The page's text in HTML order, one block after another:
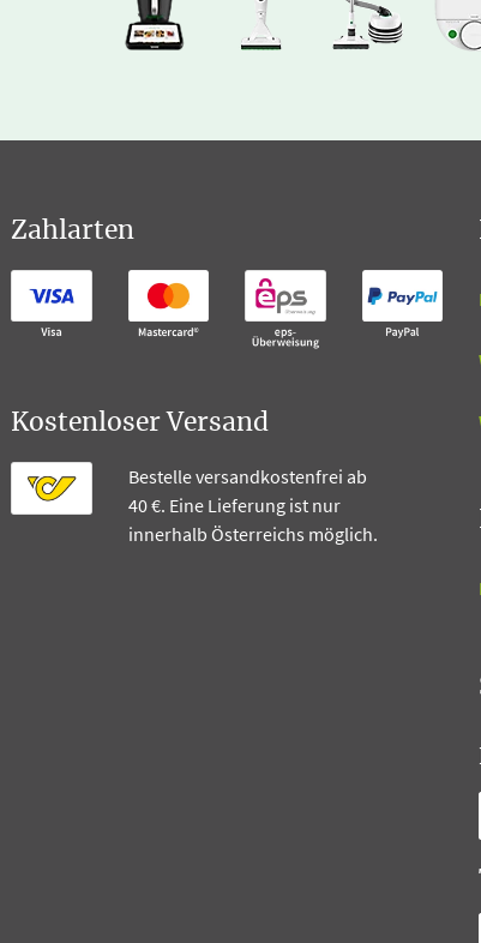
Zahlarten
Kostenloser Versand
Bestelle versandkostenfrei ab
40 €. Eine Lieferung ist nur
innerhalb Österreichs möglich.